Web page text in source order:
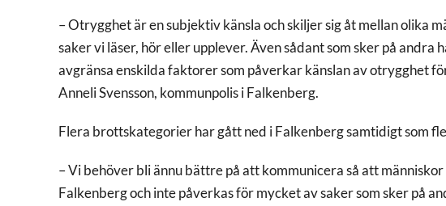
– Otrygghet är en subjektiv känsla och skiljer sig åt mellan olika
saker vi läser, hör eller upplever. Även sådant som sker på
avgränsa enskilda faktorer som påverkar känslan av otrygghet
Anneli Svensson, kommunpolis i Falkenberg.
Flera brottskategorier har gått ned i Falkenberg samtidigt som
– Vi behöver bli ännu bättre på att kommunicera så att
Falkenberg och inte påverkas för mycket av saker som sker på